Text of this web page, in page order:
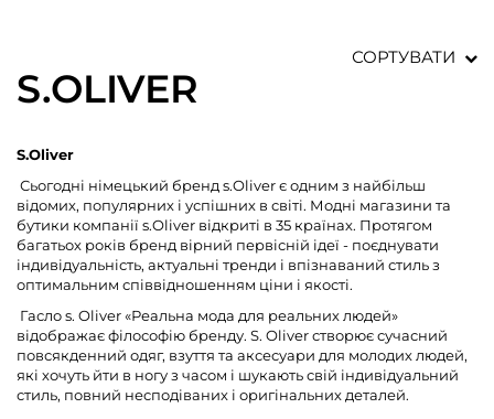
СОРТУВАТИ
S.OLIVER
S.Oliver
Сьогодні німецький бренд s.Oliver є одним з найбільш
відомих, популярних і успішних в світі. Модні магазини та
бутики компанії s.Oliver відкриті в 35 країнах. Протягом
багатьох років бренд вірний первісній ідеї - поєднувати
індивідуальність, актуальні тренди і впізнаваний стиль з
оптимальним співвідношенням ціни і якості.
Гасло s. Oliver «Реальна мода для реальних людей»
відображає філософію бренду. S. Oliver створює сучасний
повсякденний одяг, взуття та аксесуари для молодих людей,
які хочуть йти в ногу з часом і шукають свій індивідуальний
стиль, повний несподіваних і оригінальних деталей.